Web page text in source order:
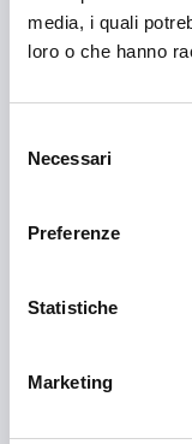
media, i quali
loro o che hanno
delNecessari
Preferenze
Statistiche
Marketing
Formazione e
Green economy
Imprenditoria